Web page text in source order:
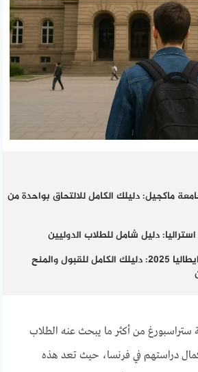
ماكجيل: دليلك الكامل للالتحاق بواحدة من
دليل شامل للطلاب الدوليين
شروط الدراسة في ايطاليا 2025: دليلك الكامل للقبول والمنح
ستراسبورغ من أكثر ما يبحث عنه الطلاب
دراستهم في فرنسا، حيث تعد هذه